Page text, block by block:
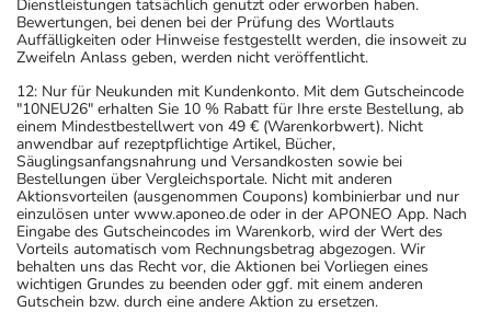
Dienstleistungen tatsächlich genutzt oder erworben haben.
Bewertungen, bei denen bei der Prüfung des Wortlauts
Auffälligkeiten oder Hinweise festgestellt werden, die insoweit zu
Zweifeln Anlass geben, werden nicht veröffentlicht.
12: Nur für Neukunden mit Kundenkonto. Mit dem Gutscheincode
"10NEU26" erhalten Sie 10 % Rabatt für Ihre erste Bestellung, ab
einem Mindestbestellwert von 49 € (Warenkorbwert). Nicht
anwendbar auf rezeptpflichtige Artikel, Bücher,
Säuglingsanfangsnahrung und Versandkosten sowie bei
Bestellungen über Vergleichsportale. Nicht mit anderen
Aktionsvorteilen (ausgenommen Coupons) kombinierbar und nur
einzulösen unter www.aponeo.de oder in der APONEO App. Nach
Eingabe des Gutscheincodes im Warenkorb, wird der Wert des
Vorteils automatisch vom Rechnungsbetrag abgezogen. Wir
behalten uns das Recht vor, die Aktionen bei Vorliegen eines
wichtigen Grundes zu beenden oder ggf. mit einem anderen
Gutschein bzw. durch eine andere Aktion zu ersetzen.